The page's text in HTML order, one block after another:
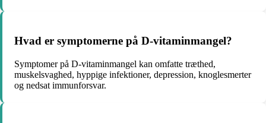
Hvad er symptomerne på D-vitaminmangel?
Symptomer på D-vitaminmangel kan omfatte træthed,
muskelsvaghed, hyppige infektioner, depression, knoglesmerter
og nedsat immunforsvar.